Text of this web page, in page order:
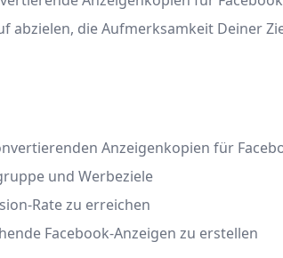
abzielen, die Aufmerksamkeit Deiner
Anzeigenkopien für
und Werbeziele
Rate zu erreichen
Facebook-Anzeigen zu erstellen